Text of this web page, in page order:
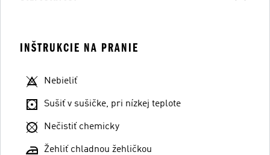
INŠTRUKCIE NA PRANIE
Nebieliť
Sušiť v sušičke, pri nízkej teplote
Nečistiť chemicky
Žehliť chladnou žehličkou